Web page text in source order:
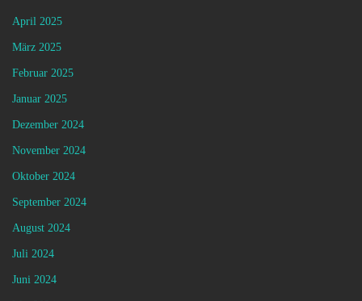
April 2025
März 2025
Februar 2025
Januar 2025
Dezember 2024
November 2024
Oktober 2024
September 2024
August 2024
Juli 2024
Juni 2024